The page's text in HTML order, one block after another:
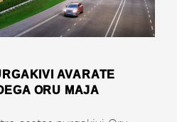
AVARATE
ORU MAJA